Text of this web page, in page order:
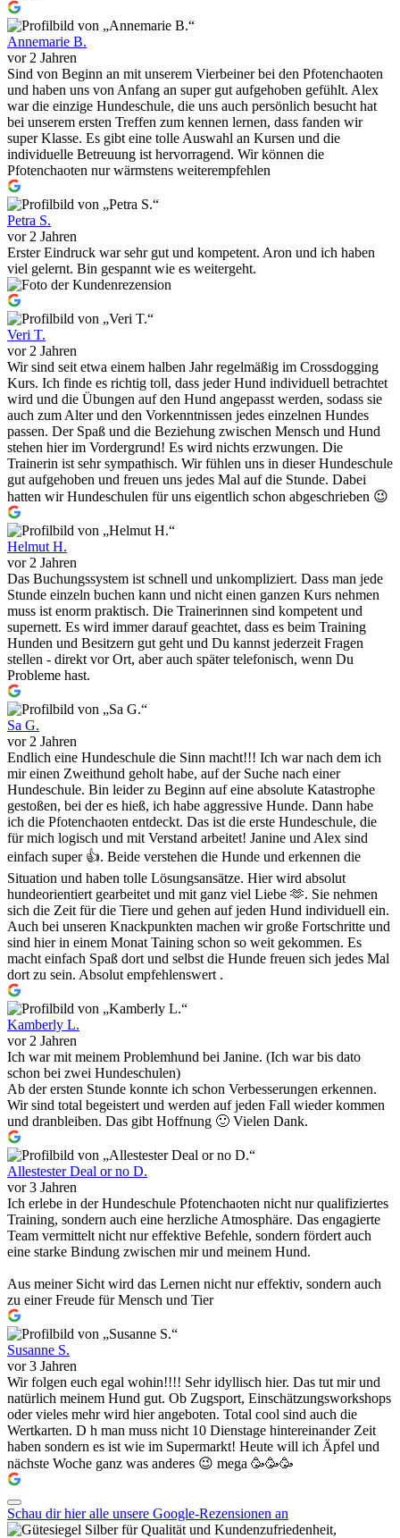
Annemarie B.
vor 2 Jahren
Sind von Beginn an mit unserem Vierbeiner bei den Pfotenchaoten
und haben uns von Anfang an super gut aufgehoben gefühlt. Alex
war die einzige Hundeschule, die uns auch persönlich besucht hat
bei unserem ersten Treffen zum kennen lernen, dass fanden wir
super Klasse. Es gibt eine tolle Auswahl an Kursen und die
individuelle Betreuung ist hervorragend. Wir können die
Pfotenchaoten nur wärmstens weiterempfehlen
Petra S.
vor 2 Jahren
Erster Eindruck war sehr gut und kompetent. Aron und ich haben
viel gelernt. Bin gespannt wie es weitergeht.
Veri T.
vor 2 Jahren
Wir sind seit etwa einem halben Jahr regelmäßig im Crossdogging
Kurs. Ich finde es richtig toll, dass jeder Hund individuell betrachtet
wird und die Übungen auf den Hund angepasst werden, sodass sie
auch zum Alter und den Vorkenntnissen jedes einzelnen Hundes
passen. Der Spaß und die Beziehung zwischen Mensch und Hund
stehen hier im Vordergrund! Es wird nichts erzwungen. Die
Trainerin ist sehr sympathisch. Wir fühlen uns in dieser Hundeschule
gut aufgehoben und freuen uns jedes Mal auf die Stunde. Dabei
hatten wir Hundeschulen für uns eigentlich schon abgeschrieben 😉
Helmut H.
vor 2 Jahren
Das Buchungssystem ist schnell und unkompliziert. Dass man jede
Stunde einzeln buchen kann und nicht einen ganzen Kurs nehmen
muss ist enorm praktisch. Die Trainerinnen sind kompetent und
supernett. Es wird immer darauf geachtet, dass es beim Training
Hunden und Besitzern gut geht und Du kannst jederzeit Fragen
stellen - direkt vor Ort, aber auch später telefonisch, wenn Du
Probleme hast.
Sa G.
vor 2 Jahren
Endlich eine Hundeschule die Sinn macht!!! Ich war nach dem ich
mir einen Zweithund geholt habe, auf der Suche nach einer
Hundeschule. Bin leider zu Beginn auf eine absolute Katastrophe
gestoßen, bei der es hieß, ich habe aggressive Hunde. Dann habe
ich die Pfotenchaoten entdeckt. Das ist die erste Hundeschule, die
für mich logisch und mit Verstand arbeitet! Janine und Alex sind
einfach super 👍. Beide verstehen die Hunde und erkennen die
Situation und haben tolle Lösungsansätze. Hier wird absolut
hundeorientiert gearbeitet und mit ganz viel Liebe 🫶. Sie nehmen
sich die Zeit für die Tiere und gehen auf jeden Hund individuell ein.
Auch bei unseren Knackpunkten machen wir große Fortschritte und
sind hier in einem Monat Taining schon so weit gekommen. Es
macht einfach Spaß dort und selbst die Hunde freuen sich jedes Mal
dort zu sein. Absolut empfehlenswert .
Kamberly L.
vor 2 Jahren
Ich war mit meinem Problemhund bei Janine. (Ich war bis dato
schon bei zwei Hundeschulen)
Ab der ersten Stunde konnte ich schon Verbesserungen erkennen.
Wir sind total begeistert und werden auf jeden Fall wieder kommen
und dranbleiben. Das gibt Hoffnung 🙂 Vielen Dank.
Allestester Deal or no D.
vor 3 Jahren
Ich erlebe in der Hundeschule Pfotenchaoten nicht nur qualifiziertes
Training, sondern auch eine herzliche Atmosphäre. Das engagierte
Team vermittelt nicht nur effektive Befehle, sondern fördert auch
eine starke Bindung zwischen mir und meinem Hund.
Aus meiner Sicht wird das Lernen nicht nur effektiv, sondern auch
zu einer Freude für Mensch und Tier
Susanne S.
vor 3 Jahren
Wir folgen euch egal wohin!!!! Sehr idyllisch hier. Das tut mir und
natürlich meinem Hund gut. Ob Zugsport, Einschätzungsworkshops
oder vieles mehr wird hier angeboten. Total cool sind auch die
Wertkarten. D h man muss nicht 10 Dienstage hintereinander Zeit
haben sondern es ist wie im Supermarkt! Heute will ich Äpfel und
nächste Woche ganz was anderes 😉 mega 🥳🥳🥳
Schau dir hier alle unsere Google-Rezensionen an